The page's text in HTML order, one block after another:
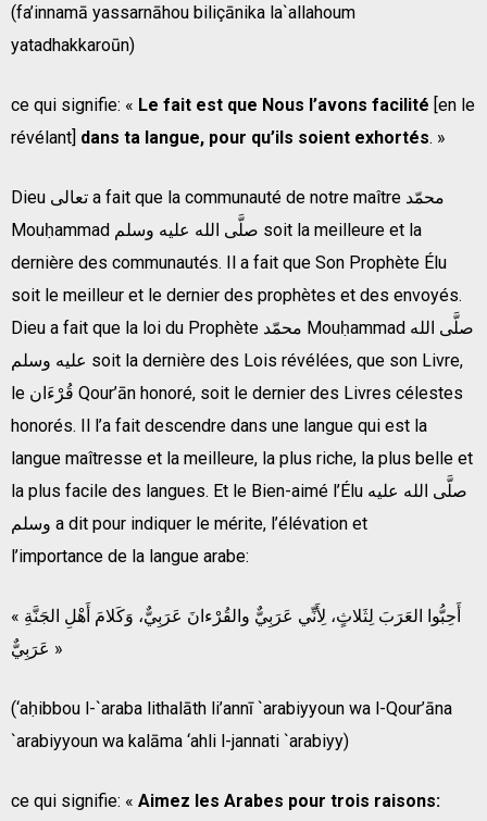
(fa’innamā yassarnāhou biliçānika la`allahoum
yatadhakkaroūn)
ce qui signifie: « Le fait est que Nous l’avons facilité [en le
révélant] dans ta langue, pour qu’ils soient exhortés. »
Dieu تعالى a fait que la communauté de notre maître محمّد
Mouḥammad صلَّى الله عليه وسلم soit la meilleure et la
dernière des communautés. Il a fait que Son Prophète Élu
soit le meilleur et le dernier des prophètes et des envoyés.
Dieu a fait que la loi du Prophète محمّد Mouḥammad صلَّى الله
عليه وسلم soit la dernière des Lois révélées, que son Livre,
le قُرْءَان Qour’ān honoré, soit le dernier des Livres célestes
honorés. Il l’a fait descendre dans une langue qui est la
langue maîtresse et la meilleure, la plus riche, la plus belle et
la plus facile des langues. Et le Bien-aimé l’Élu صلَّى الله عليه
وسلم a dit pour indiquer le mérite, l’élévation et
l’importance de la langue arabe:
« أَحِبُّوا العَرَبَ لِثَلاثٍ، لِأَنِّي عَرَبِيٌّ والقُرْءانَ عَرَبِيٌّ، وَكَلامَ أَهْلِ الجَنَّةِ
عَرَبِيٌّ »
(‘aḥibbou l-`araba lithalāth li’annī `arabiyyoun wa l-Qour’āna
`arabiyyoun wa kalāma ‘ahli l-jannati `arabiyy)
ce qui signifie: « Aimez les Arabes pour trois raisons: